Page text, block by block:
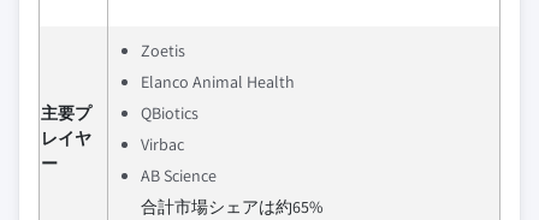
主要プ
レイヤ
ー
Zoetis
Elanco Animal Health
QBiotics
Virbac
AB Science
合計市場シェアは約65%